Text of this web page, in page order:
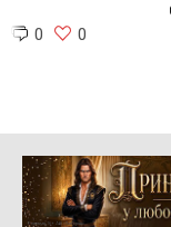
0 0
Реклама 16+ АО «ЛитГород»